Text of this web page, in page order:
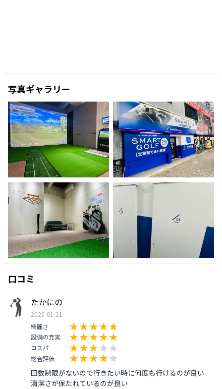
写真ギャラリー
口コミ
たかにの
2026-01-21
綺麗さ
設備の充実
コスパ
総合評価
回数制限がないので行きたい時に何度も行けるのが良い
清潔さが保たれているのが良い